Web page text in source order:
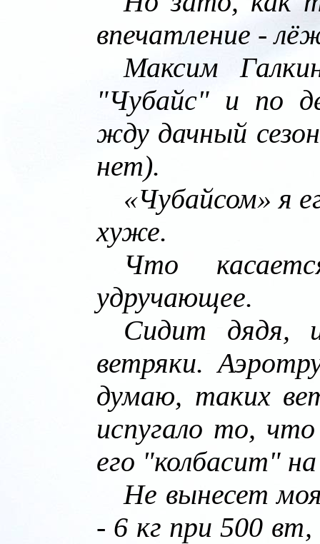
впечатление -
Максим
"Чубайс" и по
жду дачный
нет).
«Чубайсом» я
хуже.
Что
удручающее.
Сидит дядя,
ветряки.
думаю, таких
испугало то,
его "колбасит"
Не вынесет
- 6 кг при 500 вт,